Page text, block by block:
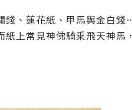
錢、蓮花紙、甲馬與金白
上常見神佛騎乘飛天神馬